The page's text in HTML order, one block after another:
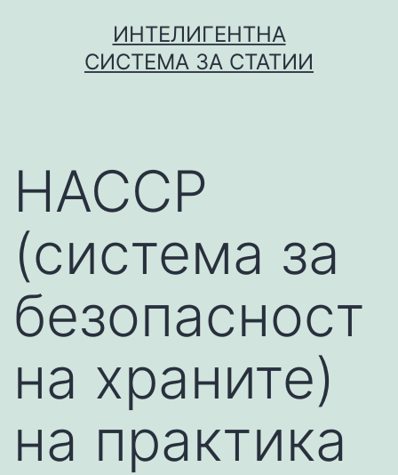
ИНТЕЛИГЕНТНА
СИСТЕМА ЗА СТАТИИ
HACCP
(система за
безопасност
на храните)
на практика